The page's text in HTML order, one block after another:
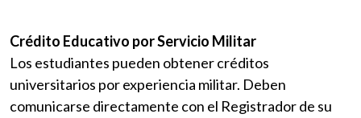
Crédito Educativo por Servicio Militar
Los estudiantes pueden obtener créditos
universitarios por experiencia militar. Deben
comunicarse directamente con el Registrador de su